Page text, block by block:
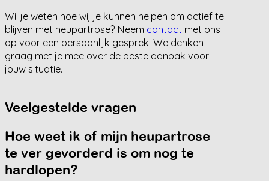
Wil je weten hoe wij je kunnen helpen om actief te
blijven met heupartrose? Neem contact met ons
op voor een persoonlijk gesprek. We denken
graag met je mee over de beste aanpak voor
jouw situatie.
Veelgestelde vragen
Hoe weet ik of mijn heupartrose
te ver gevorderd is om nog te
hardlopen?